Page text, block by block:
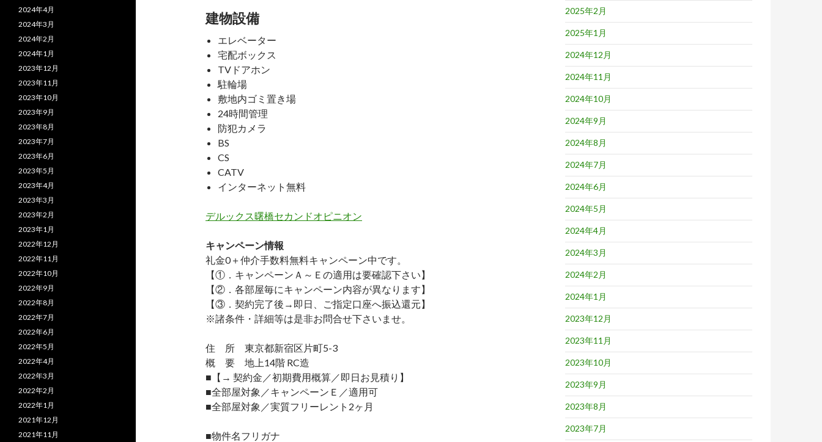
建物設備
エレベーター
宅配ボックス
TVドアホン
駐輪場
敷地内ゴミ置き場
24時間管理
防犯カメラ
BS
CS
CATV
インターネット無料
デルックス曙橋セカンドオピニオン
キャンペーン情報
礼金0＋仲介手数料無料キャンペーン中です。
【①．キャンペーンＡ～Ｅの適用は要確認下さい】
【②．各部屋毎にキャンペーン内容が異なります】
【③．契約完了後→即日、ご指定口座へ振込還元】
※諸条件・詳細等は是非お問合せ下さいませ。
住 所 東京都新宿区片町5-3
概 要 地上14階 RC造
■【→ 契約金／初期費用概算／即日お見積り】
■全部屋対象／キャンペーンＥ／適用可
■全部屋対象／実質フリーレント2ヶ月
■物件名フリガナ
2025年2月
2025年1月
2024年12月
2024年11月
2024年10月
2024年9月
2024年8月
2024年7月
2024年6月
2024年5月
2024年4月
2024年3月
2024年2月
2024年1月
2023年12月
2023年11月
2023年10月
2023年9月
2023年8月
2023年7月
2024年4月
2024年3月
2024年2月
2024年1月
2023年12月
2023年11月
2023年10月
2023年9月
2023年8月
2023年7月
2023年6月
2023年5月
2023年4月
2023年3月
2023年2月
2023年1月
2022年12月
2022年11月
2022年10月
2022年9月
2022年8月
2022年7月
2022年6月
2022年5月
2022年4月
2022年3月
2022年2月
2022年1月
2021年12月
2021年11月